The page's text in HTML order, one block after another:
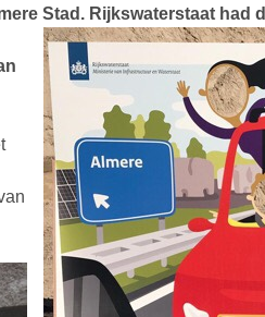
Stad. Rijkswaterstaat had